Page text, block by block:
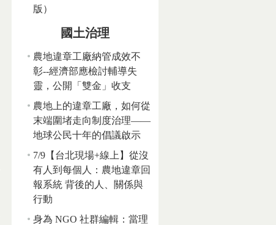
版）
國土治理
農地違章工廠納管成效不
彰--經濟部應檢討輔導失
靈，公開「雙金」收支
農地上的違章工廠，如何從
末端圍堵走向制度治理——
地球公民十年的倡議啟示
7/9【台北現場+線上】從沒
有人到每個人：農地違章回
報系統 背後的人、關係與
行動
身為 NGO 社群編輯：當理